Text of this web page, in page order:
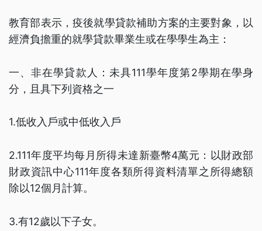
教育部表示，疫後就學貸款補助方案的主要對象，以
經濟負擔重的就學貸款畢業生或在學學生為主：
一、非在學貸款人：未具111學年度第2學期在學身
分，且具下列資格之一
1.低收入戶或中低收入戶
2.111年度平均每月所得未達新臺幣4萬元：以財政部
財政資訊中心111年度各類所得資料清單之所得總額
除以12個月計算。
3.有12歲以下子女。